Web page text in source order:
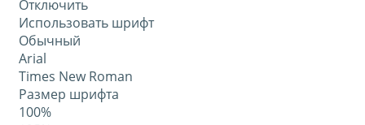
Отключить
Использовать шрифт
Обычный
Arial
Times New Roman
Размер шрифта
100%